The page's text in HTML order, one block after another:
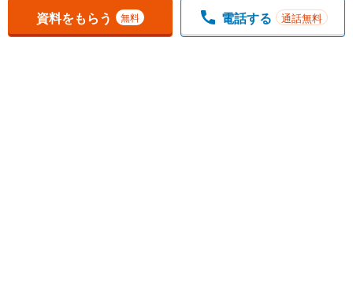
お気に入りに追加しました。 一覧を開く
資料をもらう 無料 電話する 通話無料